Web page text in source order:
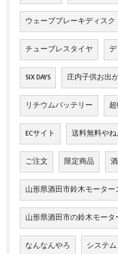
ウェーブブレーキディスク
チューブレスタイヤ
SIX DAYS 庄内子供お出
リチウムバッテリー
ECサイト 送料無料や
ご注文 限定商品
山形県酒田市鈴木モーター
山形県酒田市の鈴木モータ
なんなんやろ システム